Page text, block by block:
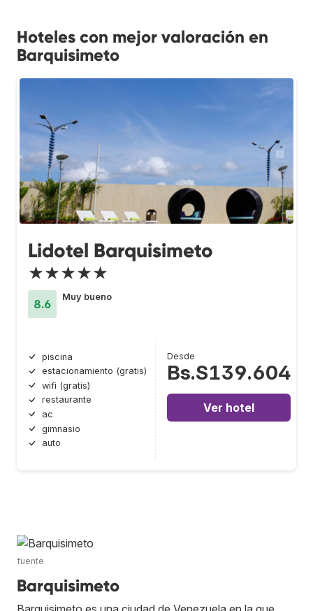
Hoteles con mejor valoración en
Barquisimeto
Lidotel Barquisimeto
★★★★★
8.6
Muy bueno
piscina
estacionamiento (gratis)
wifi (gratis)
restaurante
ac
gimnasio
auto
Desde
Bs.S139.604
Ver hotel
fuente
Barquisimeto